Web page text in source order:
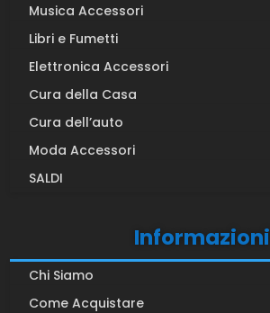
Musica Accessori
Libri e Fumetti
Elettronica Accessori
Cura della Casa
Cura dell’auto
Moda Accessori
SALDI
Informazioni
Chi Siamo
Come Acquistare